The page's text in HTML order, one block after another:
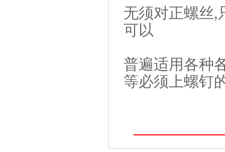
无须对正螺丝,
可以
普遍适用各种
等必须上螺钉